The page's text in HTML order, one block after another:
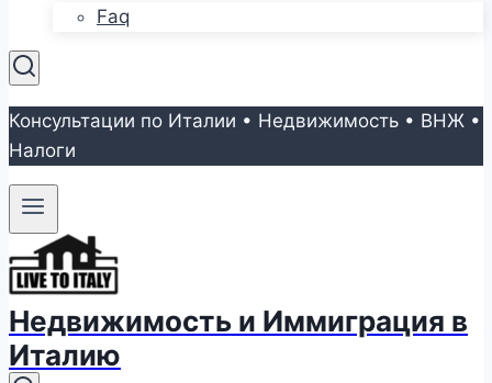
Faq
Консультации по Италии • Недвижимость • ВНЖ •
Налоги
Недвижимость и Иммиграция в
Италию